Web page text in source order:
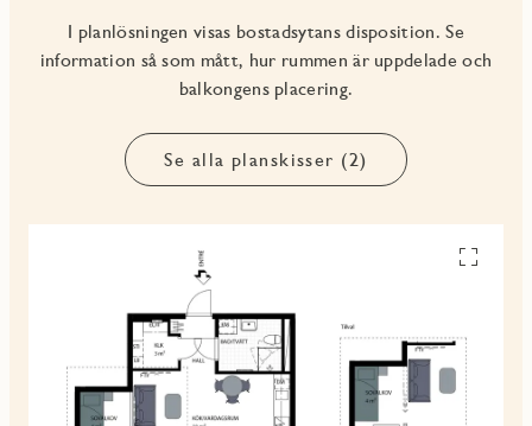
I planlösningen visas bostadsytans disposition. Se
information så som mått, hur rummen är uppdelade och
balkongens placering.
Se alla planskisser (2)
Se